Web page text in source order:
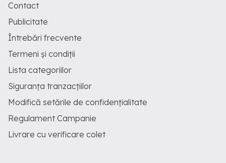
Contact
Publicitate
Întrebări frecvente
Termeni și condiții
Lista categoriilor
Siguranța tranzacțiilor
Modifică setările de confidențialitate
Regulament Campanie
Livrare cu verificare colet